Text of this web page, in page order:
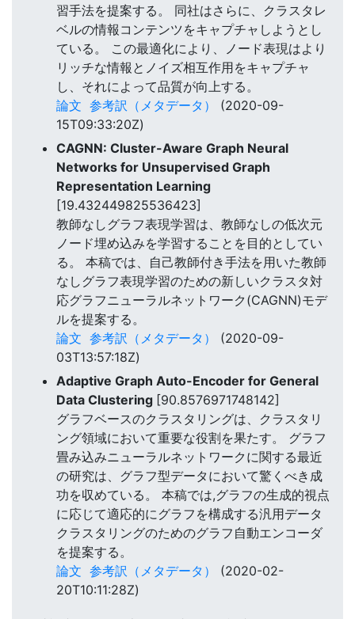
習手法を提案する。 同社はさらに、クラスタレ
ベルの情報コンテンツをキャプチャしようとし
ている。 この最適化により、ノード表現はより
リッチな情報とノイズ相互作用をキャプチャ
し、それによって品質が向上する。
論文 参考訳（メタデータ）
(2020-09-
15T09:33:20Z)
CAGNN: Cluster-Aware Graph Neural
Networks for Unsupervised Graph
Representation Learning
[19.432449825536423]
教師なしグラフ表現学習は、教師なしの低次元
ノード埋め込みを学習することを目的としてい
る。 本稿では、自己教師付き手法を用いた教師
なしグラフ表現学習のための新しいクラスタ対
応グラフニューラルネットワーク(CAGNN)モデ
ルを提案する。
論文 参考訳（メタデータ）
(2020-09-
03T13:57:18Z)
Adaptive Graph Auto-Encoder for General
Data Clustering [90.8576971748142]
グラフベースのクラスタリングは、クラスタリ
ング領域において重要な役割を果たす。 グラフ
畳み込みニューラルネットワークに関する最近
の研究は、グラフ型データにおいて驚くべき成
功を収めている。 本稿では,グラフの生成的視点
に応じて適応的にグラフを構成する汎用データ
クラスタリングのためのグラフ自動エンコーダ
を提案する。
論文 参考訳（メタデータ）
(2020-02-
20T10:11:28Z)